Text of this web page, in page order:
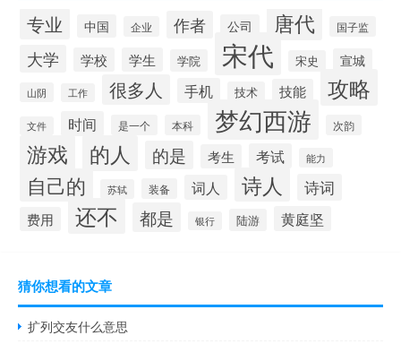
专业 中国 企业 作者 公司 唐代 国子监
大学 学校 学生 学院 宋代 宋史 宣城
山阴 工作 很多人 手机 技术 技能 攻略
文件 时间 是一个 本科 梦幻西游 次韵
游戏 的人 的是 考生 考试 能力
自己的 苏轼 装备 词人 诗人 诗词
费用 还不 都是 银行 陆游 黄庭坚
猜你想看的文章
扩列交友什么意思